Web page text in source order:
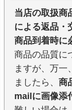
当店の取扱商
による返品・
商品到着時に
商品の品質に
ますが、万一
ましたら、 商
mailに画像添